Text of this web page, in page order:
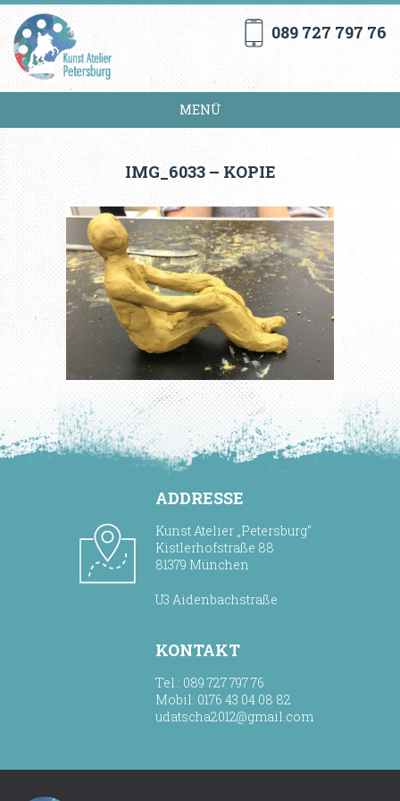
089 727 797 76
MENÜ
IMG_6033 – KOPIE
ADDRESSE
Kunst Atelier „Petersburg“
Kistlerhofstraße 88
81379 München
U3 Aidenbachstraße
KONTAKT
Tel.: 089 727 797 76
Mobil: 0176 43 04 08 82
udatscha2012@gmail.com